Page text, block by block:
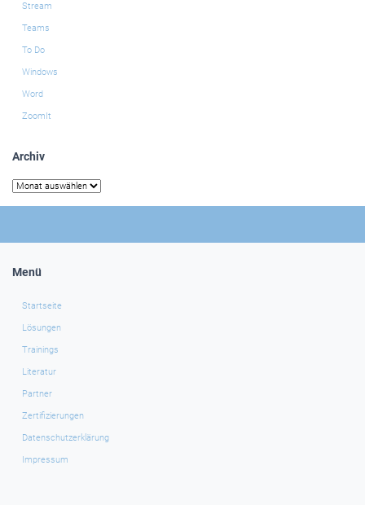
Stream
Teams
To Do
Windows
Word
ZoomIt
Archiv
Archiv
Menü
Startseite
Lösungen
Trainings
Literatur
Partner
Zertifizierungen
Datenschutzerklärung
Impressum